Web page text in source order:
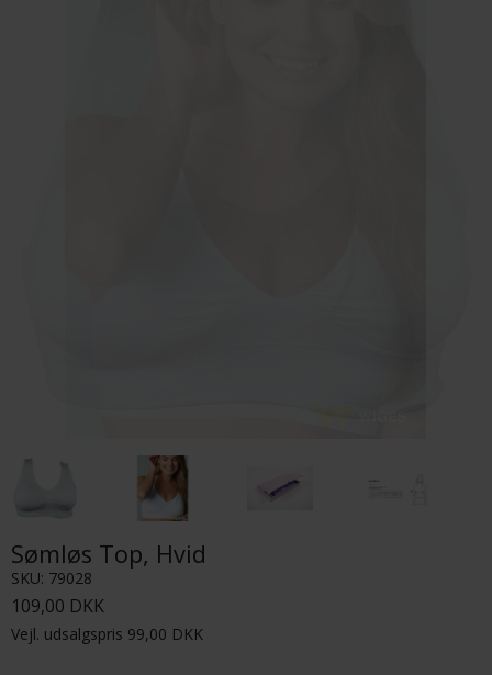
Sømløs Top, Hvid
SKU: 79028
109,00 DKK
Vejl. udsalgspris 99,00 DKK